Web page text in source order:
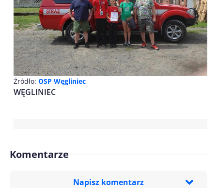
Źródło: OSP Węgliniec
WĘGLINIEC
Komentarze
Napisz komentarz